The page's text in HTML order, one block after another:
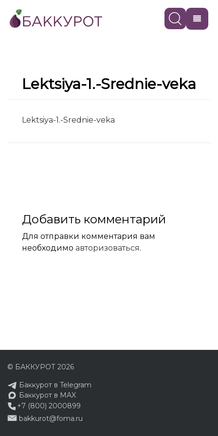
Lektsiya-1.-Srednie-veka
Lektsiya-1.-Srednie-veka
Добавить комментарий
Для отправки комментария вам
необходимо авторизоваться.
© БАККУРОТ 2026
Баккурот в Telegram
Баккурот в MAX
+7 (800) 2000899
bakkurot@foma.ru